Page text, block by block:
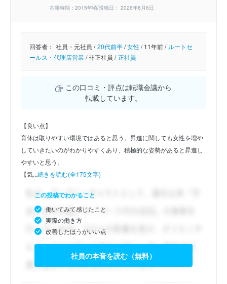
在籍時期：2015年頃/投稿日： 2026年8月6日
回答者： 社員・元社員 / 20代前半/女性/11年前 / ルートセ
ールス・代理店営業/非正社員 / 正社員
この口コミ・評点は転職会議から
転載しています。
【良い点】
育休は取りやすい環境ではあると思う。昇進に関しても女性を増や
していきたいのがわかりやすくあり、積極的な姿勢があると昇進し
やすいと思う。
【気...続きを読む(全175文字)
この投稿でわかること
働いてみて感じたこと
実際の働き方
改善したほうがいい点
社員の本音を読む（無料）